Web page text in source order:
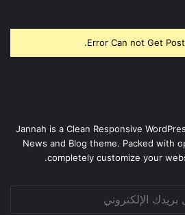
Error Can not Get
Jannah is a Clean Responsive
News and Blog theme. Packed with
completely customize your